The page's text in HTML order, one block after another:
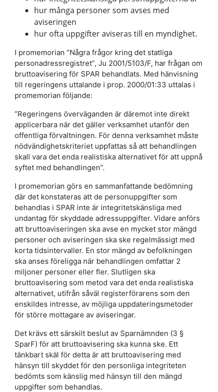
hur många personer som avses med
aviseringen
hur ofta uppgifter aviseras till en myndighet.
I promemorian ”Några frågor kring det statliga
personadressregistret”, Ju 2001/5103/F, har frågan om
bruttoavisering för SPAR behandlats. Med hänvisning
till regeringens uttalande i prop. 2000/01:33 uttalas i
promemorian följande:
”Regeringens överväganden är däremot inte direkt
applicerbara när det gäller verksamhet utanför den
offentliga förvaltningen. För denna verksamhet måste
nödvändighetskriteriet uppfattas så att behandlingen
skall vara det enda realistiska alternativet för att uppnå
syftet med behandlingen”.
I promemorian görs en sammanfattande bedömning
där det konstateras att de personuppgifter som
behandlas i SPAR inte är integritetskänsliga med
undantag för skyddade adressuppgifter. Vidare anförs
att bruttoaviseringen ska avse en mycket stor mängd
personer och aviseringen ska ske regelmässigt med
korta tidsintervaller. En stor mängd av befolkningen
ska anses föreligga när behandlingen omfattar 2
miljoner personer eller fler. Slutligen ska
bruttoavisering som metod vara det enda realistiska
alternativet, utifrån såväl registerförarens som den
enskildes intresse, av möjliga uppdateringsmetoder
för större mottagare av aviseringar.
Det krävs ett särskilt beslut av Sparnämnden (3 §
SparF) för att bruttoavisering ska kunna ske. Ett
tänkbart skäl för detta är att bruttoavisering med
hänsyn till skyddet för den personliga integriteten
bedömts som känslig med hänsyn till den mängd
uppgifter som behandlas.